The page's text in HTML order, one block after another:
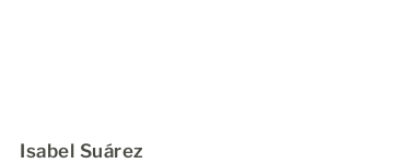
Isabel Suárez